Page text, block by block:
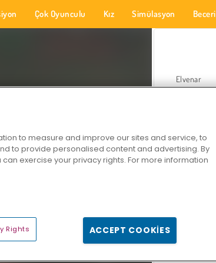
Çok Oyunculu Kız Simülasyon Beceri
Elvenar
to measure and improve our sites and service, to
to provide personalised content and advertising. By
exercise your privacy rights. For more information
Rights ACCEPT COOKIES